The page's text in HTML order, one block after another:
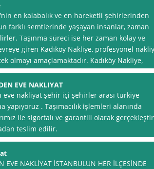
en kalabalık ve en hareketli şehirlerinden
farklı semtlerinde yaşayan insanlar, zaman
Taşınma süreci ise her zaman kolay ve
giren Kadıköy Nakliye, profesyonel
olmayı amaçlamaktadır. Kadıköy Nakliye,
EVE NAKLIYAT
eve nakliyat şehir içi şehirler arası türkiye
yapıyoruz . Taşımacılık işlemleri alanında
ile sigortalı ve garantili olarak
teslim edilir.
EVE NAKLİYAT İSTANBULUN HER İLÇESİNDE